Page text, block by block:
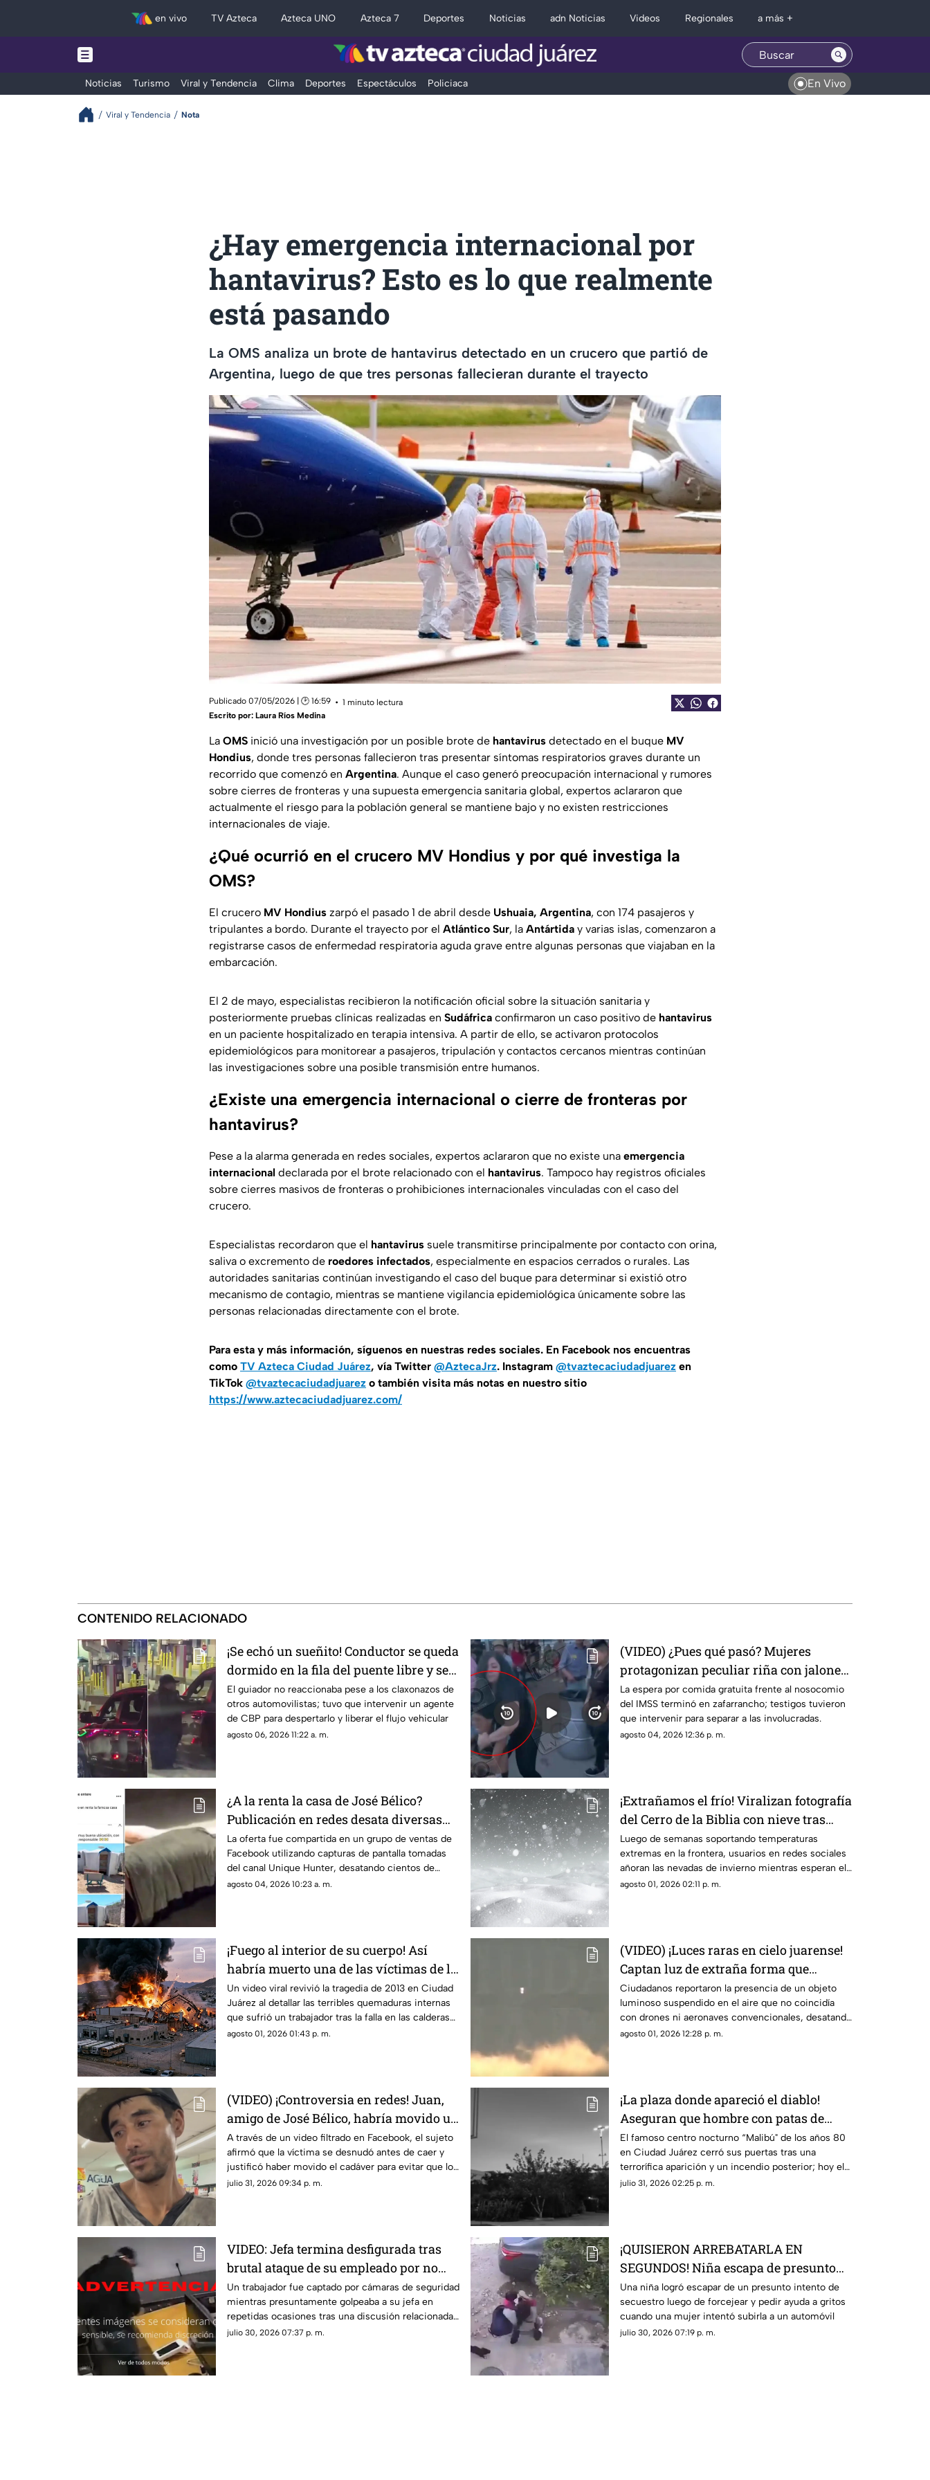
en vivo TV Azteca Azteca UNO Azteca 7 Deportes Noticias adn Noticias Videos Regionales a más +
Noticias Turismo Viral y Tendencia Clima Deportes Espectáculos Policiaca En Vivo
Viral y Tendencia Nota
¿Hay emergencia internacional por
hantavirus? Esto es lo que realmente
está pasando
La OMS analiza un brote de hantavirus detectado en un crucero que partió de
Argentina, luego de que tres personas fallecieran durante el trayecto
Publicado 07/05/2026 | 🕑 16:59
1 minuto lectura
Escrito por: Laura Ríos Medina
La OMS inició una investigación por un posible brote de hantavirus detectado en el buque MV
Hondius, donde tres personas fallecieron tras presentar síntomas respiratorios graves durante un
recorrido que comenzó en Argentina. Aunque el caso generó preocupación internacional y rumores
sobre cierres de fronteras y una supuesta emergencia sanitaria global, expertos aclararon que
actualmente el riesgo para la población general se mantiene bajo y no existen restricciones
internacionales de viaje.
¿Qué ocurrió en el crucero MV Hondius y por qué investiga la
OMS?
El crucero MV Hondius zarpó el pasado 1 de abril desde Ushuaia, Argentina, con 174 pasajeros y
tripulantes a bordo. Durante el trayecto por el Atlántico Sur, la Antártida y varias islas, comenzaron a
registrarse casos de enfermedad respiratoria aguda grave entre algunas personas que viajaban en la
embarcación.
El 2 de mayo, especialistas recibieron la notificación oficial sobre la situación sanitaria y
posteriormente pruebas clínicas realizadas en Sudáfrica confirmaron un caso positivo de hantavirus
en un paciente hospitalizado en terapia intensiva. A partir de ello, se activaron protocolos
epidemiológicos para monitorear a pasajeros, tripulación y contactos cercanos mientras continúan
las investigaciones sobre una posible transmisión entre humanos.
¿Existe una emergencia internacional o cierre de fronteras por
hantavirus?
Pese a la alarma generada en redes sociales, expertos aclararon que no existe una emergencia
internacional declarada por el brote relacionado con el hantavirus. Tampoco hay registros oficiales
sobre cierres masivos de fronteras o prohibiciones internacionales vinculadas con el caso del
crucero.
Especialistas recordaron que el hantavirus suele transmitirse principalmente por contacto con orina,
saliva o excremento de roedores infectados, especialmente en espacios cerrados o rurales. Las
autoridades sanitarias continúan investigando el caso del buque para determinar si existió otro
mecanismo de contagio, mientras se mantiene vigilancia epidemiológica únicamente sobre las
personas relacionadas directamente con el brote.
Para esta y más información, síguenos en nuestras redes sociales. En Facebook nos encuentras
como TV Azteca Ciudad Juárez, vía Twitter @AztecaJrz. Instagram @tvaztecaciudadjuarez en
TikTok @tvaztecaciudadjuarez o también visita más notas en nuestro sitio
https://www.aztecaciudadjuarez.com/
CONTENIDO RELACIONADO
¡Se echó un sueñito! Conductor se queda
dormido en la fila del puente libre y se
viraliza en Ciudad Juárez
El guiador no reaccionaba pese a los claxonazos de
otros automovilistas; tuvo que intervenir un agente
de CBP para despertarlo y liberar el flujo vehicular
agosto 06, 2026 11:22 a. m.
(VIDEO) ¿Pues qué pasó? Mujeres
protagonizan peculiar riña con jalones
de cabello en fila de burritos y desatan
comentarios en redes
La espera por comida gratuita frente al nosocomio
del IMSS terminó en zafarrancho; testigos tuvieron
que intervenir para separar a las involucradas.
agosto 04, 2026 12:36 p. m.
¿A la renta la casa de José Bélico?
Publicación en redes desata diversas
opiniones en Ciudad Juárez
La oferta fue compartida en un grupo de ventas de
Facebook utilizando capturas de pantalla tomadas
del canal Unique Hunter, desatando cientos de
burlas entre usuarios locales.
agosto 04, 2026 10:23 a. m.
¡Extrañamos el frío! Viralizan fotografía
del Cerro de la Biblia con nieve tras
días con más de 40 grados en Juárez
Luego de semanas soportando temperaturas
extremas en la frontera, usuarios en redes sociales
añoran las nevadas de invierno mientras esperan el
descenso del termómetro
agosto 01, 2026 02:11 p. m.
¡Fuego al interior de su cuerpo! Así
habría muerto una de las víctimas de la
explosión de una maquiladora en
Ciudad Juárez
Un video viral revivió la tragedia de 2013 en Ciudad
Juárez al detallar las terribles quemaduras internas
que sufrió un trabajador tras la falla en las calderas
de la maquiladora
agosto 01, 2026 01:43 p. m.
(VIDEO) ¡Luces raras en cielo juarense!
Captan luz de extraña forma que
asemeja un OVNI
Ciudadanos reportaron la presencia de un objeto
luminoso suspendido en el aire que no coincidía
con drones ni aeronaves convencionales, desatando
teorías sobre un fenómeno OVNI.
agosto 01, 2026 12:28 p. m.
(VIDEO) ¡Controversia en redes! Juan,
amigo de José Bélico, habría movido un
cadáver que cayó en su dique
A través de un video filtrado en Facebook, el sujeto
afirmó que la víctima se desnudó antes de caer y
justificó haber movido el cadáver para evitar que lo
alcanzara el agua.
julio 31, 2026 09:34 p. m.
¡La plaza donde apareció el diablo!
Aseguran que hombre con patas de
cabra se apareció en lo que hoy es
conocida tienda en Juárez
El famoso centro nocturno “Malibú" de los años 80
en Ciudad Juárez cerró sus puertas tras una
terrorífica aparición y un incendio posterior; hoy el
sitio alberga la plaza de Soriana San Lorenzo
julio 31, 2026 02:25 p. m.
VIDEO: Jefa termina desfigurada tras
brutal ataque de su empleado por no
pagarle liquiación
Un trabajador fue captado por cámaras de seguridad
mientras presuntamente golpeaba a su jefa en
repetidas ocasiones tras una discusión relacionada
con su liquidación
julio 30, 2026 07:37 p. m.
¡QUISIERON ARREBATARLA EN
SEGUNDOS! Niña escapa de presunto
intento de secuestro; este es el VIDEO
Una niña logró escapar de un presunto intento de
secuestro luego de forcejear y pedir ayuda a gritos
cuando una mujer intentó subirla a un automóvil
julio 30, 2026 07:19 p. m.